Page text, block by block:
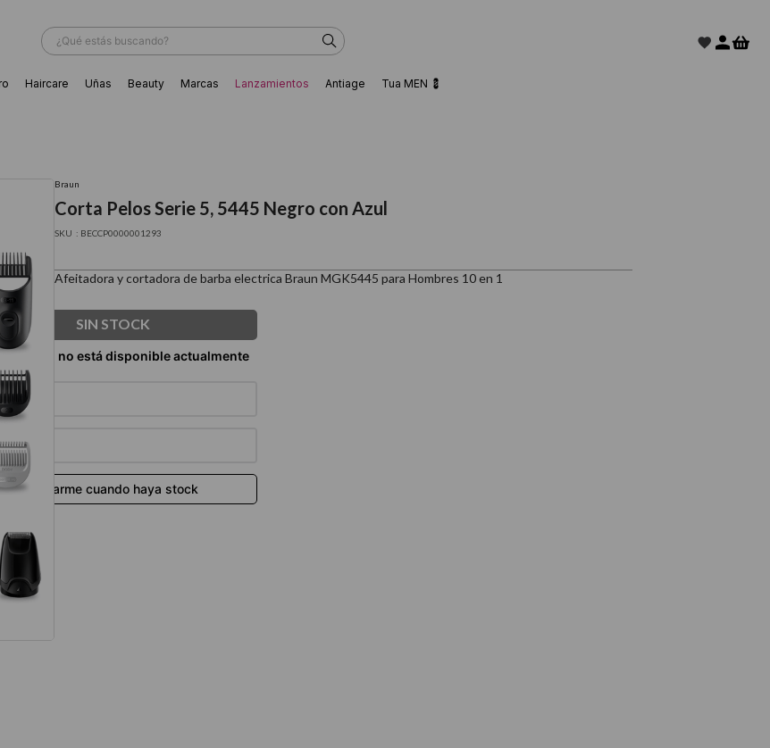
¿Qué estás buscando?
Haircare Uñas Beauty Marcas Lanzamientos Antiage Tua MEN 💈
Braun
Corta Pelos Serie 5, 5445 Negro con Azul
: BECCP0000001293
Afeitadora y cortadora de barba electrica Braun MGK5445 para Hombres 10 en 1
SIN STOCK